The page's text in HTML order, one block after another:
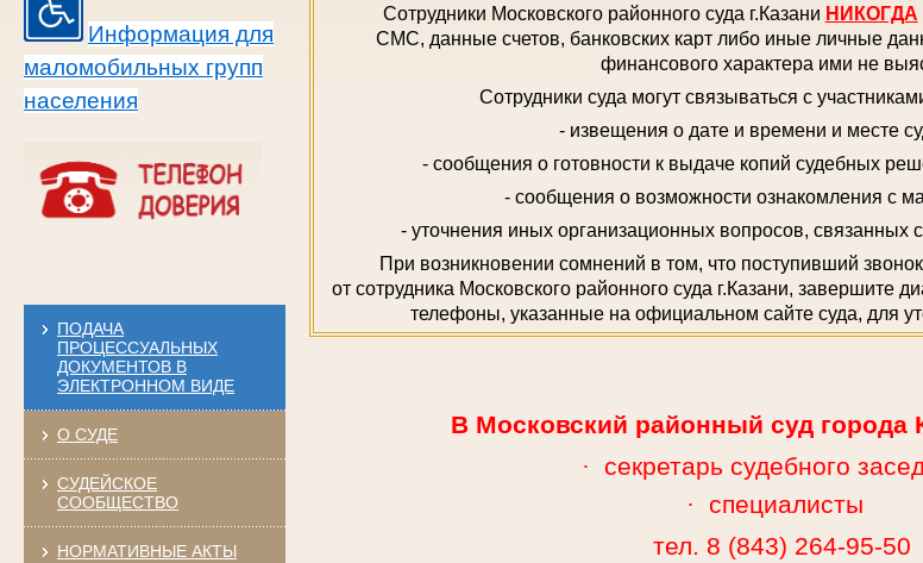
Информация для
маломобильных групп
населения
ПОДАЧА
ПРОЦЕССУАЛЬНЫХ
ДОКУМЕНТОВ В
ЭЛЕКТРОННОМ ВИДЕ
О СУДЕ
СУДЕЙСКОЕ
СООБЩЕСТВО
НОРМАТИВНЫЕ АКТЫ
Сотрудники Московского районного суда г.Казани НИКОГДА
СМС, данные счетов, банковских карт либо иные личные
финансового характера ими не
Сотрудники суда могут связываться с
- извещения о дате и времени и месте
- сообщения о готовности к выдаче копий судебных
- сообщения о возможности ознакомления с
- уточнения иных организационных вопросов, связанных
При возникновении сомнений в том, что поступивший
от сотрудника Московского районного суда г.Казани, завершите
телефоны, указанные на официальном сайте суда, для
В Московский районный суд города
·
секретарь судебного
·
специалисты
тел. 8 (843) 264-95-50